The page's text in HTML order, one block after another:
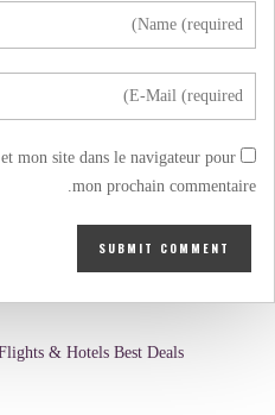
mon site dans le navigateur pour
mon prochain commentaire.
& Hotels Best Deals